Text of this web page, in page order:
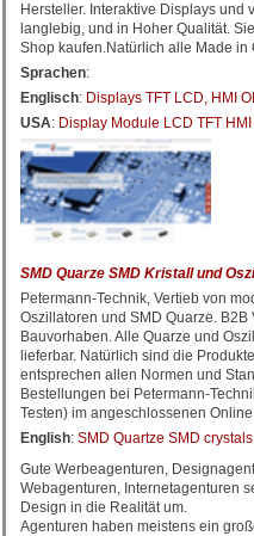
Hersteller. Interaktive Displays und
langlebig, und in Hoher Qualität.
Shop kaufen.Natürlich alle Made in
Sprachen:
Englisch: Displays TFT LCD, HMI
USA: Display Module LCD TFT HMI
SMD Quarze SMD Kristall und
Petermann-Technik, Vertieb von
Oszillatoren und SMD Quarze.
Bauvorhaben. Alle Quarze und
lieferbar. Natürlich sind die
entsprechen allen Normen und
Bestellungen bei Petermann-
Testen) im angeschlossenen
English: SMD Quartze SMD
Gute Werbeagenturen,
Webagenturen, Internetagenturen
Design in die Realität um.
Agenturen haben meistens ein